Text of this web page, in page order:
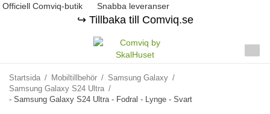
Officiell Comviq-butik Snabba leveranser
↪️ Tillbaka till Comviq.se
Startsida / Mobiltillbehör / Samsung Galaxy /
Samsung Galaxy S24 Ultra /
- Samsung Galaxy S24 Ultra - Fodral - Lynge - Svart